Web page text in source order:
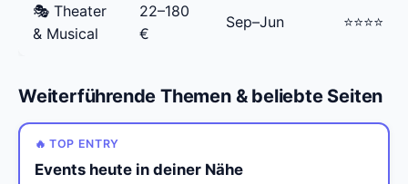
🎭 Theater
& Musical
22–180
€
Sep–Jun ⭐⭐⭐⭐
Weiterführende Themen & beliebte Seiten
🔥 TOP ENTRY
Events heute in deiner Nähe